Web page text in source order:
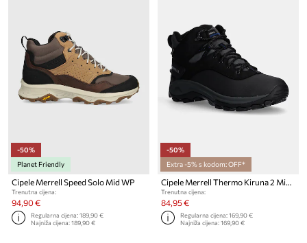
-50%
Planet Friendly
Cipele Merrell Speed Solo Mid WP
Trenutna cijena:
94,90 €
Regularna cijena:189,90 €
Najniža cijena:189,90 €
-50%
Extra -5% s kodom: OFF*
Cipele Merrell Thermo Kiruna 2 Mid Waterproof
Trenutna cijena:
84,95 €
Regularna cijena:169,90 €
Najniža cijena:169,90 €